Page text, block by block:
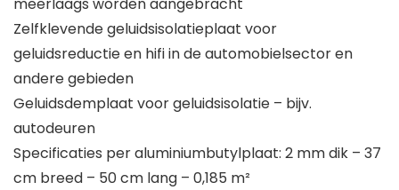
meerlaags worden aangebracht
Zelfklevende geluidsisolatieplaat voor
geluidsreductie en hifi in de automobielsector en
andere gebieden
Geluidsdemplaat voor geluidsisolatie – bijv.
autodeuren
Specificaties per aluminiumbutylplaat: 2 mm dik – 37
cm breed – 50 cm lang – 0,185 m²